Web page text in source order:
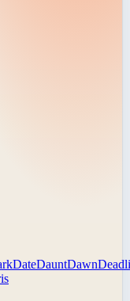
DateDauntDawn